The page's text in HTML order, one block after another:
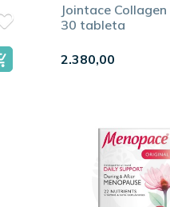
Jointace Collagen
30 tableta
2.380,00